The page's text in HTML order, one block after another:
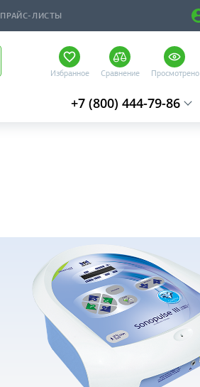
ПРАЙС-ЛИСТЫ
Избранное Сравнение Просмотрено
+7 (800) 444-79-86